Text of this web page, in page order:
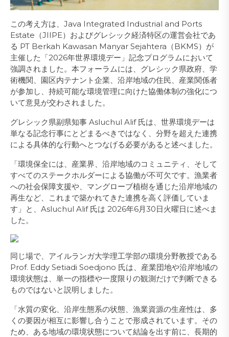
この考え方は、Java Integrated Industrial and Ports
Estate（JIIPE）およびグレシック経済特区の運営会社であ
る PT Berkah Kawasan Manyar Sejahtera（BKMS）が
主催した「2026年世界環境デー」記念プログラムにおいて
強調されました。本フォーラムには、グレシック県政府、学
術機関、園区内テナント企業、沿岸地域の住民、産業関係者
が参加し、持続可能な環境管理に向けた協働体制の強化につ
いて意見が交わされました。
グレシック県副県知事 Asluchul Alif 氏は、世界環境デーは
単なる記念行事にとどまるべきではなく、分野を超えた連携
による具体的な行動へとつなげる必要があると述べました。
「環境保全には、産業界、沿岸地域のコミュニティ、そして
すべてのステークホルダーによる協働が不可欠です。漁業者
への社会保障支援や、マングローブ植樹を通じた沿岸地域の
再生など、これまで築かれてきた連携を高く評価していま
す」と、Asluchul Alif 氏は 2026年6月30日火曜日に述べま
した。
同じ場で、アイルランガ大学理工学部の環境分野教授である
Prof. Eddy Setiadi Soedjono 氏は、産業団地や沿岸地域の
環境状態は、単一の指標や一度限りの観測だけで判断できる
ものではないと説明しました。
「水質の変化、沿岸生態系の状態、漁業資源の生産性は、多
くの要因が相互に影響し合うことで形成されています。その
ため、ある地域の環境状態について結論を出す前に、長期的